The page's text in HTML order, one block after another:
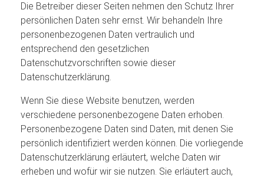
Die Betreiber dieser Seiten nehmen den Schutz Ihrer
persönlichen Daten sehr ernst. Wir behandeln Ihre
personenbezogenen Daten vertraulich und
entsprechend den gesetzlichen
Datenschutzvorschriften sowie dieser
Datenschutzerklärung.
Wenn Sie diese Website benutzen, werden
verschiedene personenbezogene Daten erhoben.
Personenbezogene Daten sind Daten, mit denen Sie
persönlich identifiziert werden können. Die vorliegende
Datenschutzerklärung erläutert, welche Daten wir
erheben und wofür wir sie nutzen. Sie erläutert auch,